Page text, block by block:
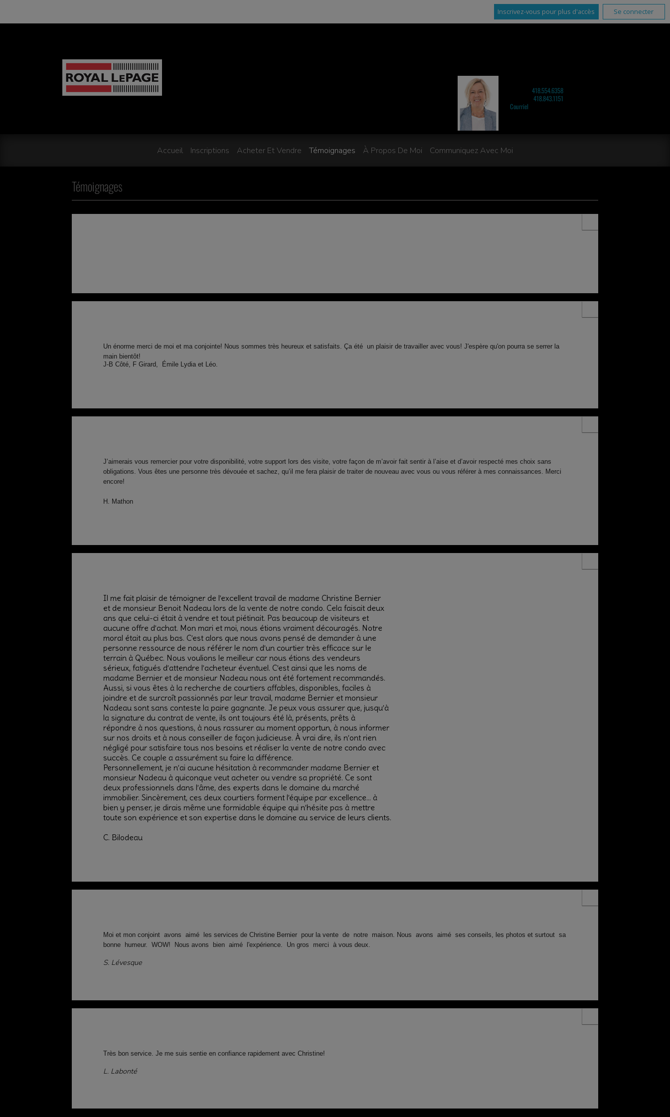
Inscrivez-vous pour plus d'accès Se connecter
418.554.6358
418.843.1151
Courriel
Accueil Inscriptions Acheter Et Vendre Témoignages À Propos De Moi Communiquez Avec Moi
Témoignages
Un énorme merci de moi et ma conjointe! Nous sommes très heureux et satisfaits. Ça été un plaisir de travailler avec vous! J'espère qu'on pourra se serrer la
main bientôt!
J-B Côté, F Girard, Émile Lydia et Léo.
J’aimerais vous remercier pour votre disponibilité, votre support lors des visite, votre façon de m’avoir fait sentir à l’aise et d’avoir respecté mes choix sans
obligations. Vous êtes une personne très dévouée et sachez, qu’il me fera plaisir de traiter de nouveau avec vous ou vous référer à mes connaissances. Merci
encore!
H. Mathon
Il me fait plaisir de témoigner de l’excellent travail de madame Christine Bernier
et de monsieur Benoit Nadeau lors de la vente de notre condo. Cela faisait deux
ans que celui-ci était à vendre et tout piétinait. Pas beaucoup de visiteurs et
aucune offre d’achat. Mon mari et moi, nous étions vraiment découragés. Notre
moral était au plus bas. C’est alors que nous avons pensé de demander à une
personne ressource de nous référer le nom d’un courtier très efficace sur le
terrain à Québec. Nous voulions le meilleur car nous étions des vendeurs
sérieux, fatigués d’attendre l’acheteur éventuel. C’est ainsi que les noms de
madame Bernier et de monsieur Nadeau nous ont été fortement recommandés.
Aussi, si vous êtes à la recherche de courtiers affables, disponibles, faciles à
joindre et de surcroît passionnés par leur travail, madame Bernier et monsieur
Nadeau sont sans conteste la paire gagnante. Je peux vous assurer que, jusqu’à
la signature du contrat de vente, ils ont toujours été là, présents, prêts à
répondre à nos questions, à nous rassurer au moment opportun, à nous informer
sur nos droits et à nous conseiller de façon judicieuse. À vrai dire, ils n’ont rien
négligé pour satisfaire tous nos besoins et réaliser la vente de notre condo avec
succès. Ce couple a assurément su faire la différence.
Personnellement, je n’ai aucune hésitation à recommander madame Bernier et
monsieur Nadeau à quiconque veut acheter ou vendre sa propriété. Ce sont
deux professionnels dans l’âme, des experts dans le domaine du marché
immobilier. Sincèrement, ces deux courtiers forment l’équipe par excellence… à
bien y penser, je dirais même une formidable équipe qui n’hésite pas à mettre
toute son expérience et son expertise dans le domaine au service de leurs clients.
C. Bilodeau
Moi et mon conjoint avons aimé les services de Christine Bernier pour la vente de notre maison. Nous avons aimé ses conseils, les photos et surtout sa
bonne humeur. WOW! Nous avons bien aimé l'expérience. Un gros merci à vous deux.
S. Lévesque
Très bon service. Je me suis sentie en confiance rapidement avec Christine!
L. Labonté